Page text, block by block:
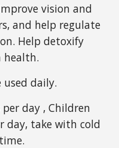
vision and
and help regulate
Help detoxify
health.
used daily.
day , Children
day, take with cold